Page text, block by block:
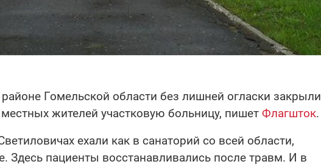
Гомельской области без лишней огласки закрыли
жителей участковую больницу, пишет Флагшток.
ехали как в санаторий со всей области,
Здесь пациенты восстанавливались после травм. И в